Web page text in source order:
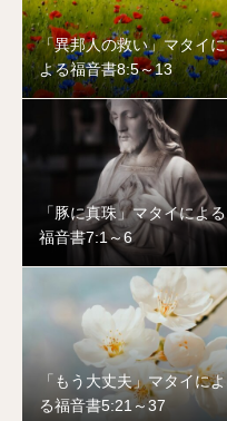
「異邦人の救い」マタイに
よる福音書8:5～13
「豚に真珠」マタイによる
福音書7:1～6
「もう大丈夫」マタイによ
る福音書5:21～37